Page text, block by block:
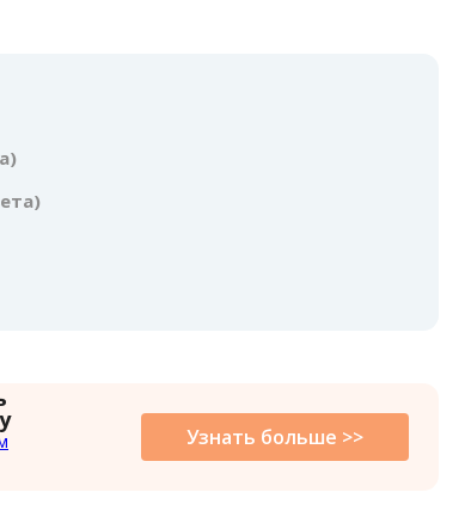
Узнать больше >>